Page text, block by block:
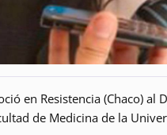
en Resistencia (Chaco)
de Medicina de la